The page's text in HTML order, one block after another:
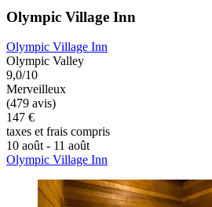
Olympic Village Inn
Olympic Village Inn
Olympic Valley
9,0/10
Merveilleux
(479 avis)
147 €
taxes et frais compris
10 août - 11 août
Olympic Village Inn